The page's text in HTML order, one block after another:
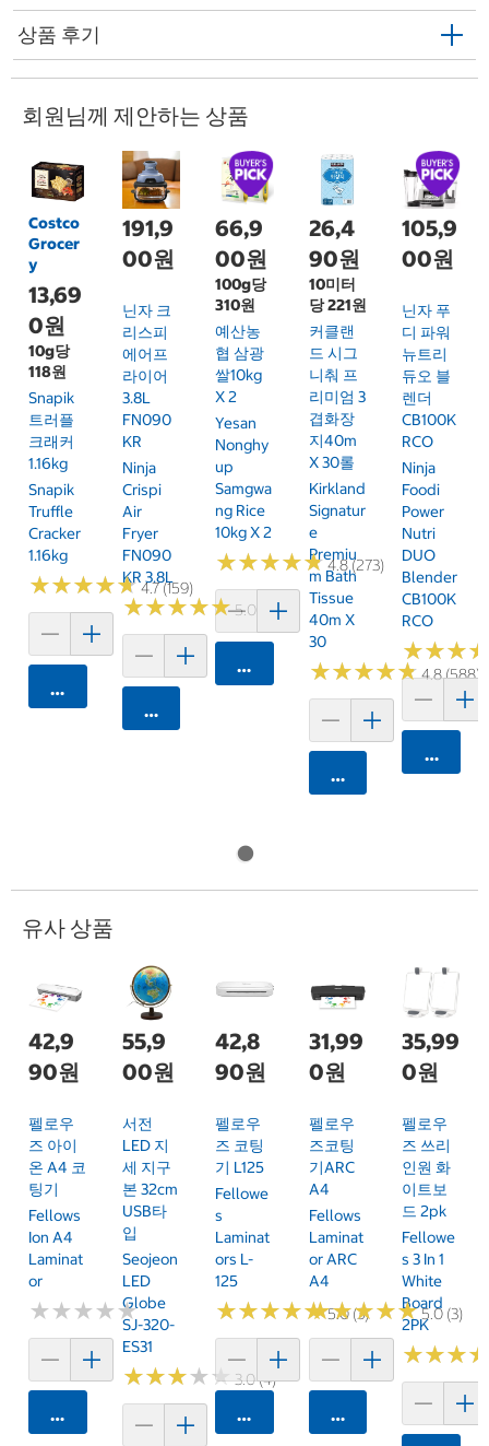
상품 후기
회원님께 제안하는 상품
Costco
Grocer
y
13,69
0원
10g당
118원
Snapik
트러플
크래커
1.16kg
Snapik
Truffle
Cracker
1.16kg
★★★★★
★★★★★4.7 (159)
카트에 담기
191,9
00원
닌자 크
리스피
에어프
라이어
3.8L
FN090
KR
Ninja
Crispi
Air
Fryer
FN090
KR 3.8L
★★★★★
★★★★★5.0 (6)
카트에 담기
66,9
00원
100g당
310원
예산농
협 삼광
쌀10kg
X 2
Yesan
Nonghy
Up
Samgwa
Ng Rice
10kg X 2
★★★★★
★★★★★4.8 (273)
카트에 담기
26,4
90원
10미터
당 221원
커클랜
드 시그
니춰 프
리미엄 3
겹화장
지40m
X 30롤
Kirkland
Signatur
E
Premiu
M Bath
Tissue
40m X
30
★★★★★
★★★★★4.8 (588)
카트에 담기
105,9
00원
닌자 푸
디 파워
뉴트리
듀오 블
렌더
CB100K
RCO
Ninja
Foodi
Power
Nutri
DUO
Blender
CB100K
RCO
★★★
★★★
카트에
유사 상품
42,9
90원
펠로우
즈 아이
온 A4 코
팅기
Fellows
Ion A4
Laminat
Or
★★★★★
★★★★★
카트에 담기
55,9
00원
서전
LED 지
세 지구
본 32cm
USB타
입
Seojeon
LED
Globe
SJ-320-
ES31
★★★★★
★★★★★3.0 (4)
42,8
90원
펠로우
즈 코팅
기 L125
Fellowe
S
Laminat
Ors L-
125
★★★★★
★★★★★5.0 (3)
카트에 담기
31,99
0원
펠로우
즈코팅
기ARC
A4
Fellows
Laminat
Or ARC
A4
★★★★★
★★★★★5.0 (3)
카트에 담기
35,99
0원
펠로우
즈 쓰리
인원 화
이트보
드 2pk
Fellowe
S 3 In 1
White
Board
2PK
★★★
★★★